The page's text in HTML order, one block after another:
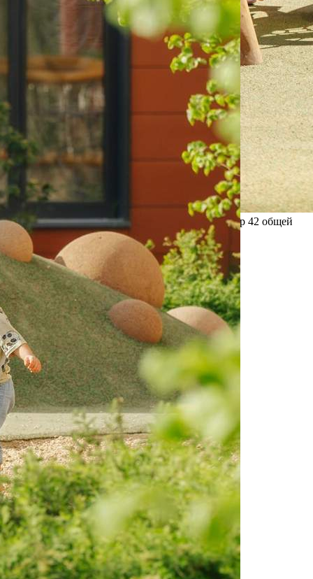
Прямая продажа от застройщика! Кладовая номер 42 общей
площадью 3.3 кв. м на -1-м этаже в ЖК «1-й
Донской»[#7374921#]
Где находится